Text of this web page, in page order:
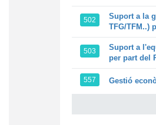
502
Suport a la
TFG/TFM..)
503
Suport a
per part del
557 Gestió